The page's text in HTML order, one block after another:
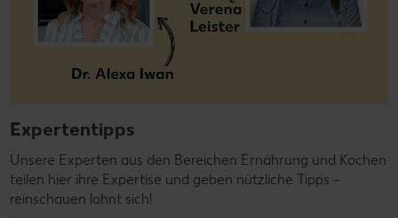
Expertentipps
Unsere Experten aus den Bereichen Ernährung und Kochen
teilen hier ihre Expertise und geben nützliche Tipps –
reinschauen lohnt sich!